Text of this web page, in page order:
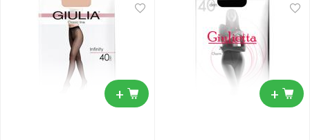
+ +